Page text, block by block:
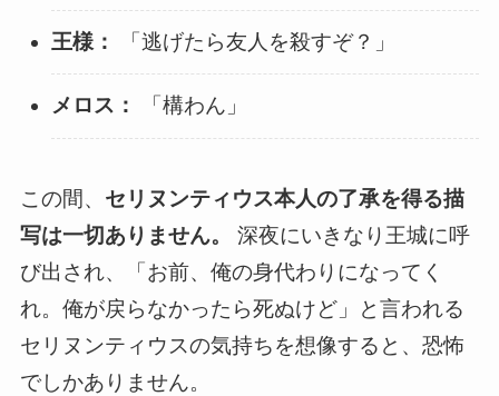
王様： 「逃げたら友人を殺すぞ？」
メロス： 「構わん」
この間、 セリヌンティウス本人の了承を得る描
写は一切ありません。
深夜にいきなり王城に呼
び出され、「お前、俺の身代わりになってく
れ。俺が戻らなかったら死ぬけど」と言われる
セリヌンティウスの気持ちを想像すると、恐怖
でしかありません。